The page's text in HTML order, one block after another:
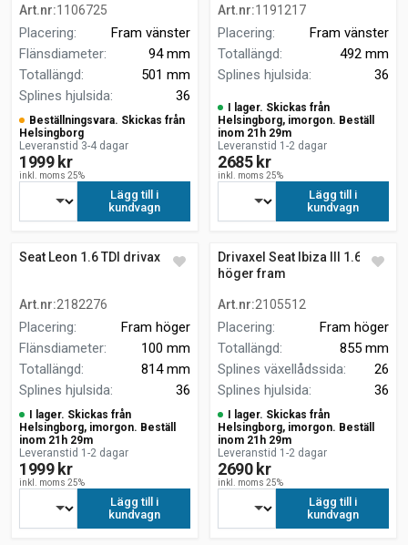
Art.nr:1106725
Placering:
Fram vänster
Flänsdiameter:
94 mm
Totallängd:
501 mm
Splines hjulsida: 36
Beställningsvara. Skickas från
Helsingborg
Leveranstid 3-4 dagar
1999 kr
inkl. moms 25%
Lägg till i
kundvagn
Art.nr:1191217
Placering:
Fram vänster
Totallängd:
492 mm
Splines hjulsida: 36
I lager. Skickas från
Helsingborg, imorgon. Beställ
inom 21h 29m
Leveranstid 1-2 dagar
2685 kr
inkl. moms 25%
Lägg till i
kundvagn
Seat Leon 1.6 TDI drivaxel
Art.nr:2182276
Placering:
Fram höger
Flänsdiameter:
100 mm
Totallängd:
814 mm
Splines hjulsida: 36
I lager. Skickas från
Helsingborg, imorgon. Beställ
inom 21h 29m
Leveranstid 1-2 dagar
1999 kr
inkl. moms 25%
Lägg till i
kundvagn
Drivaxel Seat Ibiza III 1.6 16v
höger fram
Art.nr:2105512
Placering:
Fram höger
Totallängd:
855 mm
Splines växellådssida:
26
Splines hjulsida: 36
I lager. Skickas från
Helsingborg, imorgon. Beställ
inom 21h 29m
Leveranstid 1-2 dagar
2690 kr
inkl. moms 25%
Lägg till i
kundvagn